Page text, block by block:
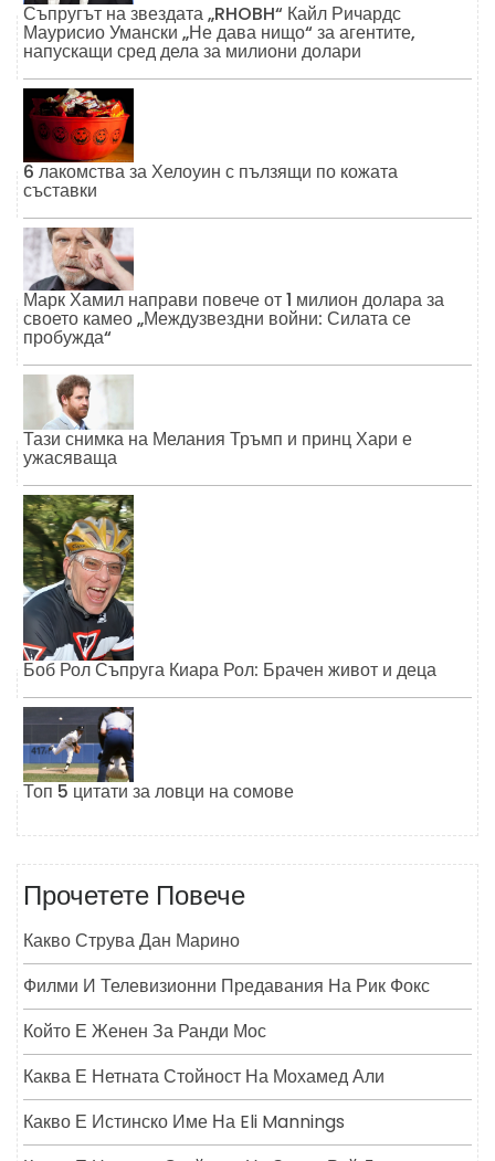
Съпругът на звездата „RHOBH“ Кайл Ричардс
Маурисио Умански „Не дава нищо“ за агентите,
напускащи сред дела за милиони долари
6 лакомства за Хелоуин с пълзящи по кожата
съставки
Марк Хамил направи повече от 1 милион долара за
своето камео „Междузвездни войни: Силата се
пробужда“
Тази снимка на Мелания Тръмп и принц Хари е
ужасяваща
Боб Рол Съпруга Киара Рол: Брачен живот и деца
Топ 5 цитати за ловци на сомове
Прочетете Повече
Какво Струва Дан Марино
Филми И Телевизионни Предавания На Рик Фокс
Който Е Женен За Ранди Мос
Каква Е Нетната Стойност На Мохамед Али
Какво Е Истинско Име На Eli Mannings